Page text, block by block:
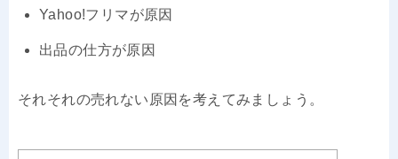
Yahoo!フリマが原因
出品の仕方が原因
それそれの売れない原因を考えてみましょう。